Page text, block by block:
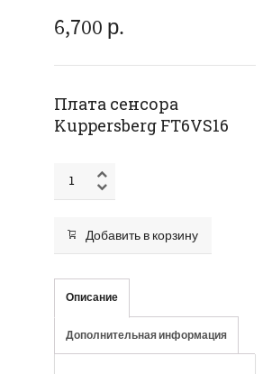
6,700 р.
Плата сенсора
Kuppersberg FT6VS16
Добавить в корзину
Описание
Дополнительная информация